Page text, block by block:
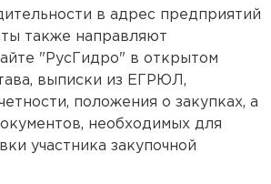
в адрес предприятий
также направляют
"РусГидро" в открытом
выписки из ЕГРЮЛ,
положения о закупках, а
необходимых для
участника закупочной